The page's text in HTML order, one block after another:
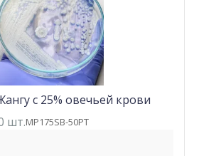
с 25% овечьей крови
шт.MP175SB-50PT